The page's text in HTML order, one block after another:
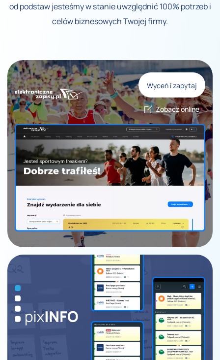
od podstaw jesteśmy w stanie uwzględnić 100% potrzeb i
celów biznesowych Twojej firmy.
Wyceń i zapytaj
Zobacz online